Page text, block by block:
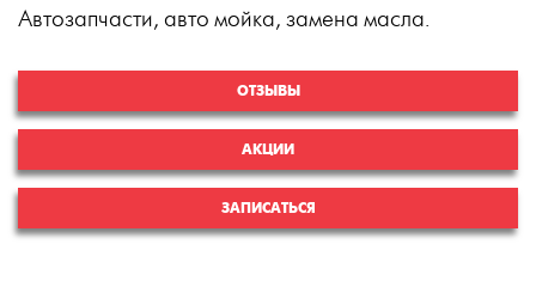
Автозапчасти, авто мойка, замена масла.
ОТЗЫВЫ
АКЦИИ
ЗАПИСАТЬСЯ